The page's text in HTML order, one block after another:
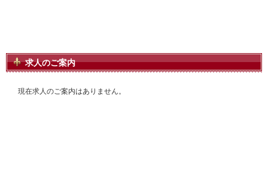
求人のご案内
現在求人のご案内はありません。